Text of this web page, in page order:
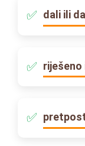
dali ili
riješeno